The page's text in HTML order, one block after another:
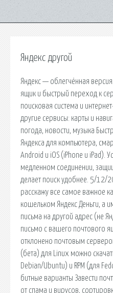
Яндекс другой
Яндекс — облегчённая
ящик и быстрый переход к
поисковая система и
другие сервисы: карты и
погода, новости, музыка
Яндекса для компьютера,
Android и iOS (iPhone и iPad).
медленном соединении,
делает поиск удобнее. 5/12/
расскажу все самое важное
кошельком Яндекс Деньги, а
письма на другой адрес (не
письмо с вашего почтового
отклонено почтовым
(бета) для Linux можно
Debian/Ubuntu) и RPM (для
битные варианты Завести
от спама и вирусов,